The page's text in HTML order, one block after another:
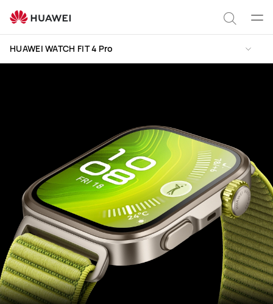
HUAWEI
WATCH
FIT
Pro
Хайлт
Цэс
нээх
HUAWEI WATCH FIT 4 Pro